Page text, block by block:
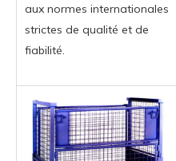
aux normes internationales
strictes de qualité et de
fiabilité.